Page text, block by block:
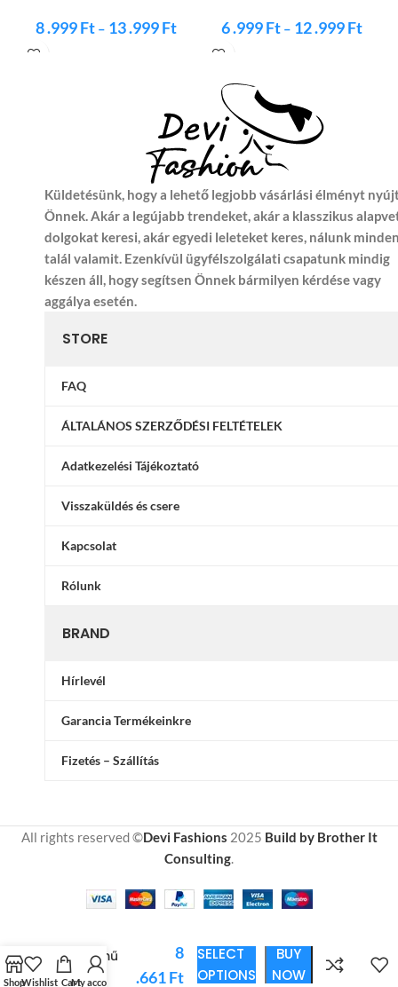
8 .999Ft – 13 .999Ft 6 .999Ft – 12 .999Ft
Küldetésünk, hogy a lehető legjobb vásárlási élményt
Önnek. Akár a legújabb trendeket, akár a klasszikus
dolgokat keresi, akár egyedi leleteket keres, nálunk
talál valamit. Ezenkívül ügyfélszolgálati csapatunk mindig
készen áll, hogy segítsen Önnek bármilyen kérdése vagy
aggálya esetén.
STORE
FAQ
ÁLTALÁNOS SZERZŐDÉSI FELTÉTELEK
Adatkezelési Tájékoztató
Visszaküldés és csere
Kapcsolat
Rólunk
BRAND
Hírlevél
Garancia Termékeinkre
Fizetés – Szállítás
All rights reserved ©Devi Fashions 2025 Build by Brother It
Consulting.
Ágynemű
Fekete
8
.661Ft
SELECT
OPTIONS
BUY
NOW
ShopWishlist CartMy account